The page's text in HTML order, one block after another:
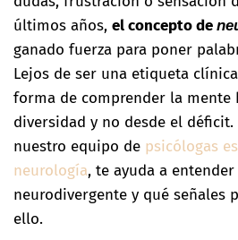
últimos años, el concepto de
ganado fuerza para poner
Lejos de ser una etiqueta
forma de comprender la mente
diversidad y no desde el
nuestro equipo de psicólogas
neurología, te ayuda a
neurodivergente y qué señales
ello.